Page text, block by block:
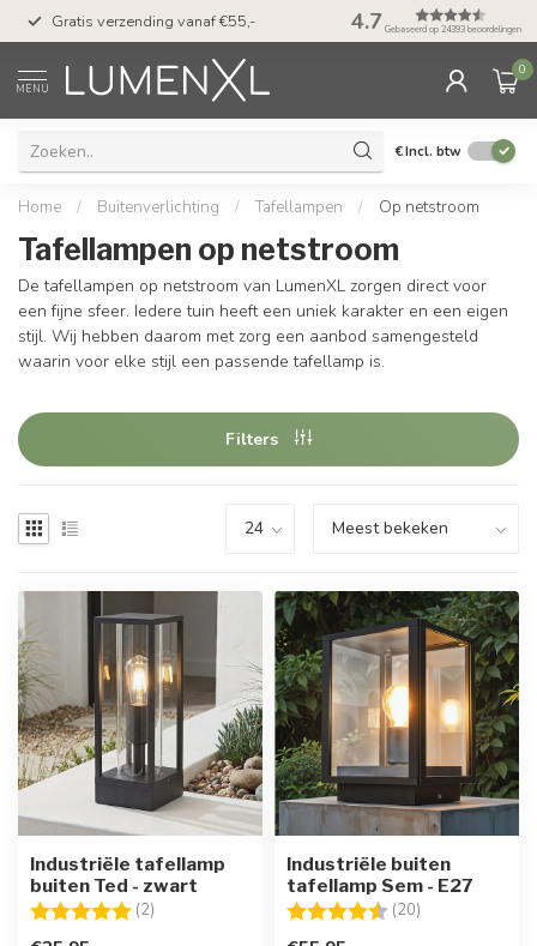
Gratis verzending vanaf €55,- 50 dagen
met Klarna
4.7 Gebaseerd op 24393 beoordelingen
MENU
0
€Incl. btw
Home / Buitenverlichting / Tafellampen / Op netstroom
Tafellampen op netstroom
De tafellampen op netstroom van LumenXL zorgen direct voor
een fijne sfeer. Iedere tuin heeft een uniek karakter en een eigen
stijl. Wij hebben daarom met zorg een aanbod samengesteld
waarin voor elke stijl een passende tafellamp is.
Filters
Industriële tafellamp
buiten Ted - zwart
Beoordeling: (2)
Industriële buiten
tafellamp Sem - E27
Beoordeling: (20)